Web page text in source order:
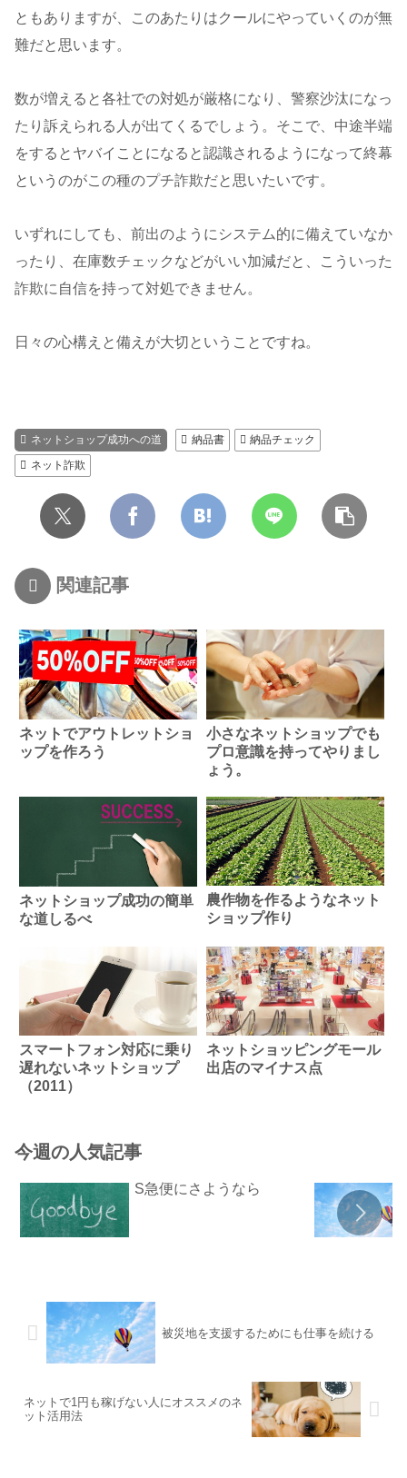
ともありますが、このあたりはクールにやっていくのが無
難だと思います。
数が増えると各社での対処が厳格になり、警察沙汰になっ
たり訴えられる人が出てくるでしょう。そこで、中途半端
をするとヤバイことになると認識されるようになって終幕
というのがこの種のプチ詐欺だと思いたいです。
いずれにしても、前出のようにシステム的に備えていなか
ったり、在庫数チェックなどがいい加減だと、こういった
詐欺に自信を持って対処できません。
日々の心構えと備えが大切ということですね。
ネットショップ成功への道 納品書
納品チェック
ネット詐欺
関連記事
ネットでアウトレットショ
ップを作ろう
小さなネットショップでも
プロ意識を持ってやりまし
ょう。
ネットショップ成功の簡単
な道しるべ
農作物を作るようなネット
ショップ作り
スマートフォン対応に乗り
遅れないネットショップ
（2011）
ネットショッピングモール
出店のマイナス点
今週の人気記事
S急便にさようなら
被災地を支援するためにも仕事を続ける
ネットで1円も稼げない人にオススメのネ
ット活用法